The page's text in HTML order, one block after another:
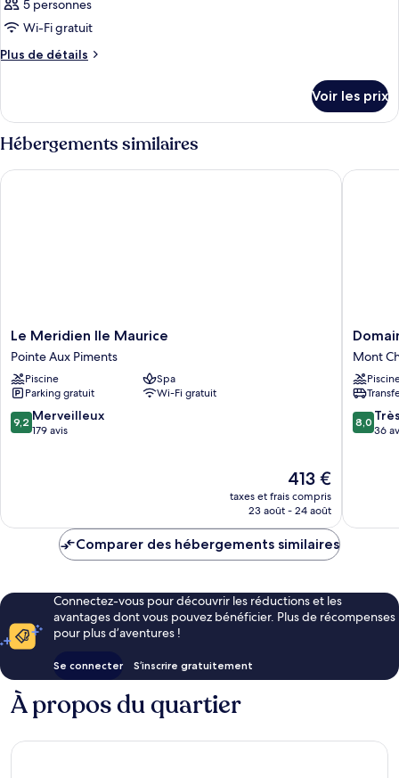
5 personnes
Wi-Fi gratuit
Plus de détails
Plus
le
type
de
Chambre
Voir les prix
Hébergements similaires
Le
Meridien
Ile
Maurice
Pointe
Aux
Piments
Le Meridien Ile Maurice
Pointe Aux Piments
Piscine
Spa
Parking gratuit
Wi-Fi gratuit
9.2
sur
9,2 Merveilleux
179 avis
Le
nouveau
prix
de
413 €
taxes et frais compris
23 août - 24 août
Le Meridien Ile Maurice
de
Grand
Baie
Mont
Choisy
Mont
8.0
sur
8,0
36
Comparer des hébergements similaires
Connectez-vous pour découvrir les réductions et les
avantages dont vous pouvez bénéficier. Plus de récompenses
pour plus d’aventures !
Se connecter S’inscrire gratuitement
À propos du quartier